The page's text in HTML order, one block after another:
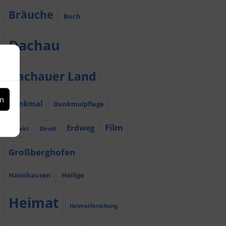
Bräuche Buch
Dachau
Dachauer Land
Denkmal Denkmalpflege
Dialekt Dirndl Erdweg Film
Großberghofen
Haimhausen Heilige
Heimat Heimatforschung